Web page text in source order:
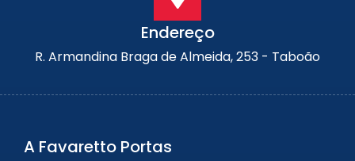
Endereço
R. Armandina Braga de Almeida, 253 - Taboão
A Favaretto Portas